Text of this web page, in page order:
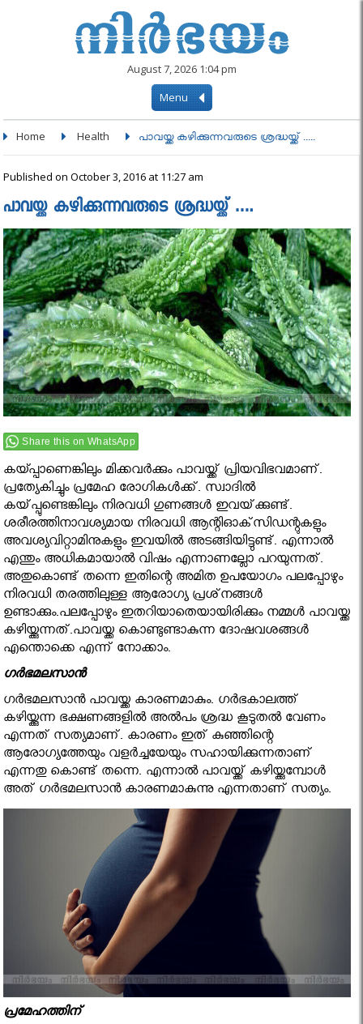
August 7, 2026 1:04 pm
Menu
Home Health പാവയ്ക്ക കഴിക്കുന്നവരുടെ ശ്രദ്ധയ്ക്ക് .....
Published on October 3, 2016 at 11:27 am
പാവയ്ക്ക കഴിക്കുന്നവരുടെ ശ്രദ്ധയ്ക്ക് ….
Share this on WhatsApp
കയ്പ്പാണെങ്കിലും മിക്കവര്‍ക്കും പാവയ്ക്ക് പ്രിയവിഭവമാണ്.
പ്രത്യേകിച്ചും പ്രമേഹ രോഗികൾക്ക്‌. സ്വാദില്‍
കയ്‌പ്പുണ്ടെങ്കിലും നിരവധി ഗുണങ്ങള്‍ ഇവയ്‌ക്കുണ്ട്‌.
ശരീരത്തിനാവശ്യമായ നിരവധി ആന്റിഓക്‌സിഡന്റുകളും
അവശ്യവിറ്റാമിനുകളും ഇവയില്‍ അടങ്ങിയിട്ടുണ്ട്‌. എന്നാല്‍
എന്തും അധികമായാല്‍ വിഷം എന്നാണല്ലോ പറയുന്നത്.
അതുകൊണ്ട് തന്നെ ഇതിന്റെ അമിത ഉപയോഗം പലപ്പോഴും
നിരവധി തരത്തിലുള്ള ആരോഗ്യ പ്രശ്‌നങ്ങള്‍
ഉണ്ടാക്കും.പലപ്പോഴും ഇതറിയാതെയായിരിക്കും നമ്മള്‍ പാവയ്ക്ക
കഴിയ്ക്കുന്നത്.പാവയ്ക്ക കൊണ്ടുണ്ടാകുന്ന ദോഷവശങ്ങള്‍
എന്തൊക്കെ എന്ന് നോക്കാം.
ഗര്‍ഭമലസാന്‍
ഗര്‍ഭമലസാന്‍ പാവയ്ക്ക കാരണമാകും. ഗര്‍ഭകാലത്ത്
കഴിയ്ക്കുന്ന ഭക്ഷണങ്ങളില്‍ അല്‍പം ശ്രദ്ധ കൂടുതല്‍ വേണം
എന്നത് സത്യമാണ്. കാരണം ഇത് കുഞ്ഞിന്റെ
ആരോഗ്യത്തേയും വളര്‍ച്ചയേയും സഹായിക്കുന്നതാണ്
എന്നതു കൊണ്ട് തന്നെ. എന്നാല്‍ പാവയ്ക്ക് കഴിയ്ക്കുമ്പോള്‍
അത് ഗര്‍ഭമലസാന്‍ കാരണമാകുന്നു എന്നതാണ് സത്യം.
പ്രമേഹത്തിന്